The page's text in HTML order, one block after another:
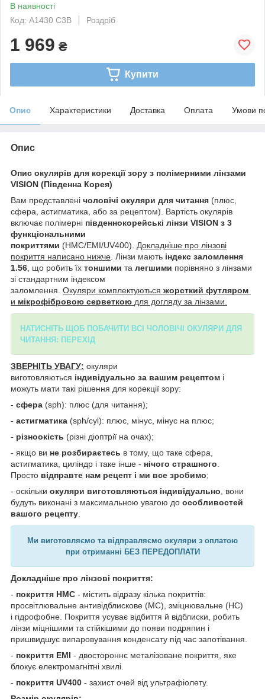
В наявності
Код: A1430 C3B
Роздріб
1 969 ₴
Купити
Опис Характеристики Доставка Оплата Умови
Опис
Опис окулярів для корекції зору з полімерними лінзами
VISION (Південна Корея)
Вам представлені чоловічі окуляри для читання (плюс,
сфера, астигматика, або за рецептом).
Вартість окулярів
включає полімерні південнокорейські лінзи VISION з 3
функціональними
покриттями (HMC/EMI/UV400). Докладніше про лінзові
покриття написано нижче . Лінзи мають індекс заломлення
1.56 , що робить їх тоншими та легшими порівняно з лінзами
зі стандартним індексом
заломлення. Окуляри комплектуються жорсткий футляром
и мікрофібровою серветкою для догляду за лінзами.
НАТИСНІТЬ ЩОБ ПОБАЧИТИ ВСІ ЧОЛОВІЧІ ОКУЛЯРИ ДЛЯ
ЧИТАННЯ: ПЕРЕХІД
ЗВЕРНІТЬ УВАГУ: окуляри
виготовляються індивідуально за вашим рецептом і
можуть мати такі рішення для корекції зору:
- сфера (sph): плюс (для читання);
- астигматика (sph/cyl): плюс, мінус, мінус на плюс;
- різноокість (різні діоптрії на очах);
- якщо ви не розбираєтесь в тому, що таке сфера,
астигматика, циліндр і таке інше - нічого страшного
Просто відправте нам рецепт і ми все зробимо;
- оскільки окуляри виготовляються індивідуально , вони
будуть виконані з максимальною увагою до особливостей
вашого рецепту
Ми виготовляємо та відправляємо окуляри з оплатою
при отриманні БЕЗ ПЕРЕДОПЛАТИ
Докладніше про лінзові покриття:
- покриття HMC - містить відразу кілька покриттів:
просвітлювальне антивідблискове (MC), зміцнювальне (HC)
і гідрофобне. Покриття усуває відбиття й відблиски, робить
лінзи міцнішими та стійкішими до появи подряпин і
пришвидшує випаровування конденсату під час запотівання.
- покриття EMI - двостороннє металізоване покриття, яке
блокує електромагнітні хвилі.
- покриття UV400 - захист очей від ультрафіолету.